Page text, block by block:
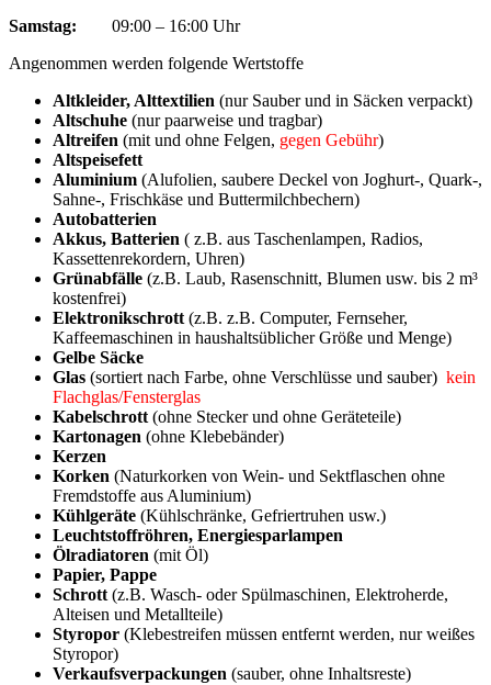
Samstag:
09:00 – 16:00 Uhr
Angenommen werden folgende Wertstoffe
Altkleider, Alttextilien (nur Sauber und in Säcken verpackt)
Altschuhe (nur paarweise und tragbar)
Altreifen (mit und ohne Felgen, gegen Gebühr)
Altspeisefett
Aluminium (Alufolien, saubere Deckel von Joghurt-, Quark-,
Sahne-, Frischkäse und Buttermilchbechern)
Autobatterien
Akkus, Batterien ( z.B. aus Taschenlampen, Radios,
Kassettenrekordern, Uhren)
Grünabfälle (z.B. Laub, Rasenschnitt, Blumen usw. bis 2 m³
kostenfrei)
Elektronikschrott (z.B. z.B. Computer, Fernseher,
Kaffeemaschinen in haushaltsüblicher Größe und Menge)
Gelbe Säcke
Glas (sortiert nach Farbe, ohne Verschlüsse und sauber) kein
Flachglas/Fensterglas
Kabelschrott (ohne Stecker und ohne Geräteteile)
Kartonagen (ohne Klebebänder)
Kerzen
Korken (Naturkorken von Wein- und Sektflaschen ohne
Fremdstoffe aus Aluminium)
Kühlgeräte (Kühlschränke, Gefriertruhen usw.)
Leuchtstoffröhren, Energiesparlampen
Ölradiatoren (mit Öl)
Papier, Pappe
Schrott (z.B. Wasch- oder Spülmaschinen, Elektroherde,
Alteisen und Metallteile)
Styropor (Klebestreifen müssen entfernt werden, nur weißes
Styropor)
Verkaufsverpackungen (sauber, ohne Inhaltsreste)